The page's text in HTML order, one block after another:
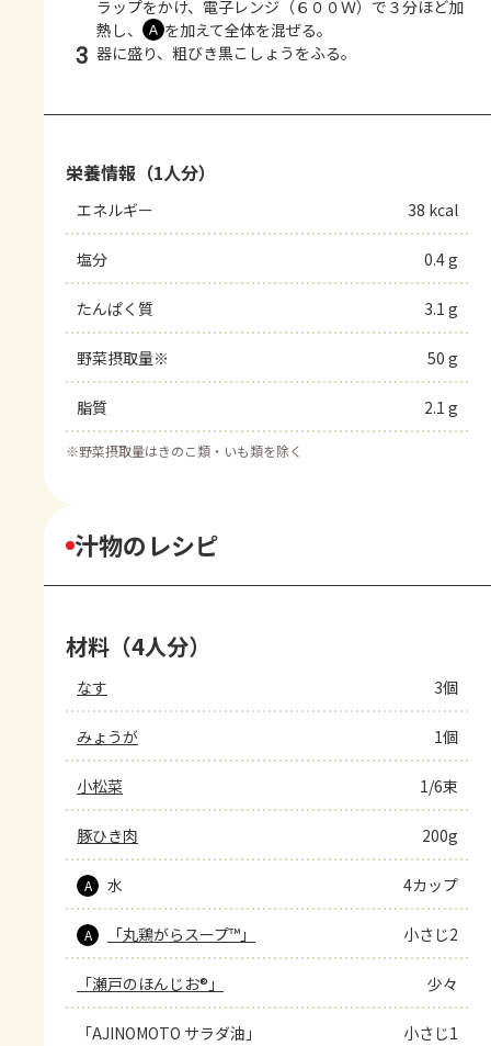
ラップをかけ、電子レンジ（６００Ｗ）で３分ほど加
熱し、
Ａ を加えて全体を混ぜる。
3 器に盛り、粗びき黒こしょうをふる。
栄養情報（1人分）
エネルギー 38 kcal
塩分 0.4 g
たんぱく質 3.1 g
野菜摂取量※ 50 g
脂質 2.1 g
※野菜摂取量はきのこ類・いも類を除く
汁物のレシピ
材料（4人分）
なす 3個
みょうが 1個
小松菜 1/6束
豚ひき肉 200g
A 水 4カップ
A 「丸鶏がらスープ™」 小さじ2
「瀬戸のほんじお®」 少々
「AJINOMOTO サラダ油」 小さじ1